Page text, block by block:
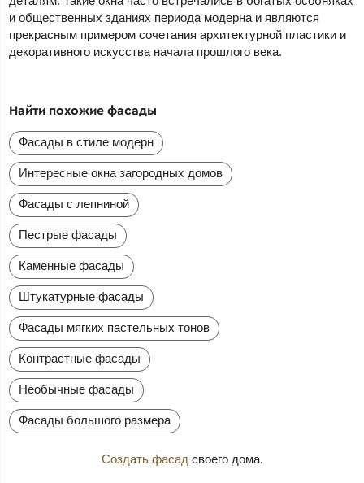
и общественных зданиях периода модерна и являются
прекрасным примером сочетания архитектурной пластики и
декоративного искусства начала прошлого века.
Найти похожие фасады
Фасады в стиле модерн
Интересные окна загородных домов
Фасады с лепниной
Пестрые фасады
Каменные фасады
Штукатурные фасады
Фасады мягких пастельных тонов
Контрастные фасады
Необычные фасады
Фасады большого размера
Создать фасад своего дома.